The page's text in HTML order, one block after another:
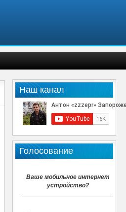
Наш канал
Голосование
Ваше мобильное интернет
устройство?